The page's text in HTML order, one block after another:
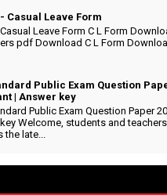
Casual Leave Form
Leave Form C L Form
pdf Download C L Form
Public Exam Question
| Answer key
Public Exam Question Paper
Welcome, students and
late...